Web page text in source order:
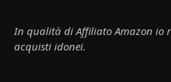
In qualità di Affiliato Amazon io
acquisti idonei.